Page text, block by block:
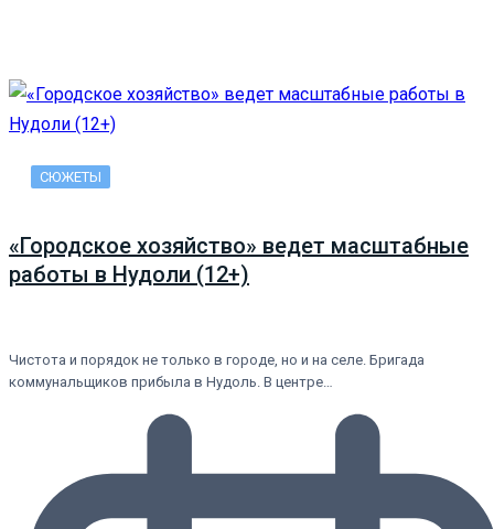
СЮЖЕТЫ
«Городское хозяйство» ведет масштабные
работы в Нудоли (12+)
Чистота и порядок не только в городе, но и на селе. Бригада
коммунальщиков прибыла в Нудоль. В центре…